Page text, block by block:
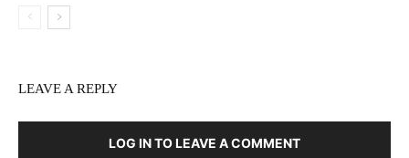
LEAVE A REPLY
LOG IN TO LEAVE A COMMENT